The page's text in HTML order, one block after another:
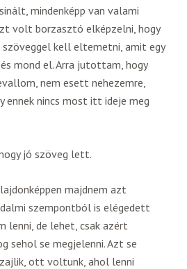
mindenképp van valami
volt borzasztó elképzelni, hogy
kell eltemetni, amit egy
mond el. Arra jutottam, hogy
nem esett nehezemre,
ennek nincs most itt ideje meg
jó szöveg lett.
majdnem azt
szempontból is elégedett
lenni, de lehet, csak azért
sehol se megjelenni. Azt se
ott voltunk, ahol lenni